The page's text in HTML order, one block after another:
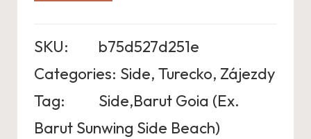
SKU:
b75d527d251e
Categories: Side, Turecko, Zájezdy
Tag:
Side,Barut Goia (Ex.
Barut Sunwing Side Beach)